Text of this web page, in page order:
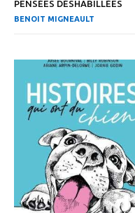
PENSÉES DÉSHABILLÉES
BENOIT MIGNEAULT